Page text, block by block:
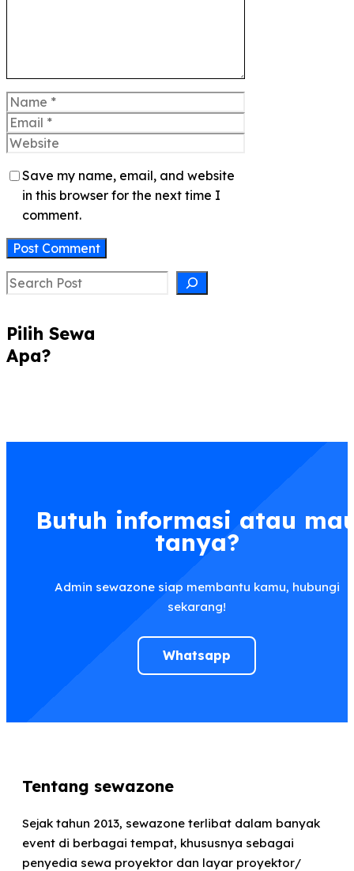
Name
Email
Website
Save my name, email, and website
in this browser for the next time I
comment.
Search
Pilih Sewa
Apa?
Butuh informasi atau
tanya?
Admin sewazone siap membantu kamu, hubungi
sekarang!
Whatsapp
Tentang sewazone
Sejak tahun 2013, sewazone terlibat dalam banyak
event di berbagai tempat, khususnya sebagai
penyedia sewa proyektor dan layar proyektor/